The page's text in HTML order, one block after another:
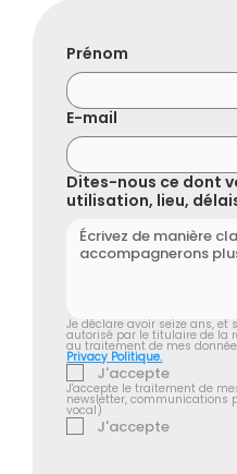
Prénom
E-mail
Dites-nous ce dont
utilisation, lieu,
Je déclare avoir seize ans, et
autorisé par le titulaire de la
Privacy Politique.
J'accepte
J'accepte le traitement de
newsletter, communications
vocal)
J'accepte